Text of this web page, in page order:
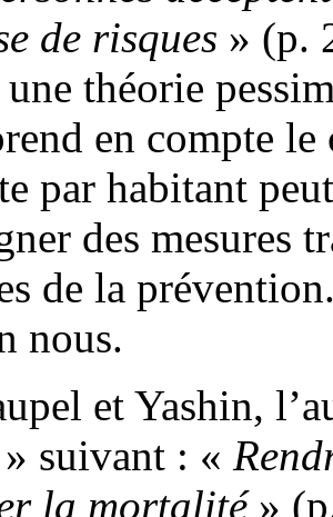
de risques » (p.
théorie
en compte le
par habitant
des mesures
de la
nous.
et Yashin,
suivant : «
la mortalité»